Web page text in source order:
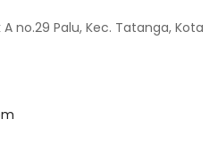
A no.29 Palu, Kec. Tatanga, Kota